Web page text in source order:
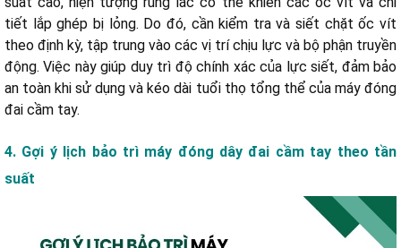
tiết lắp ghép bị lỏng. Do đó, cần kiểm tra và siết chặt ốc vít
theo định kỳ, tập trung vào các vị trí chịu lực và bộ phận truyền
động. Việc này giúp duy trì độ chính xác của lực siết, đảm bảo
an toàn khi sử dụng và kéo dài tuổi thọ tổng thể của máy đóng
đai cầm tay.
4. Gợi ý lịch bảo trì máy đóng dây đai cầm tay theo tần
suất